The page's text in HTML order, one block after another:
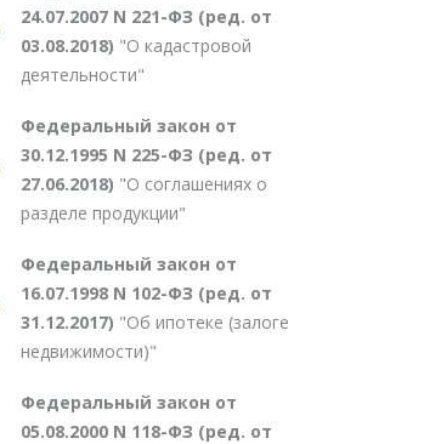
24.07.2007 N 221-ФЗ (ред. от
03.08.2018) "О кадастровой
деятельности"
Федеральный закон от
30.12.1995 N 225-ФЗ (ред. от
27.06.2018) "О соглашениях о
разделе продукции"
Федеральный закон от
16.07.1998 N 102-ФЗ (ред. от
31.12.2017) "Об ипотеке (залоге
недвижимости)"
Федеральный закон от
05.08.2000 N 118-ФЗ (ред. от